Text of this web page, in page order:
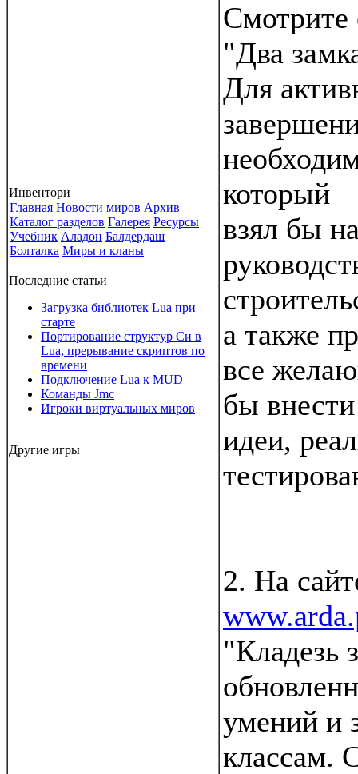
Инвентори
Главная Новости миров Архив
Каталог разделов Галерея Ресурсы
Учебник Аладон Балдердаш
Болталка Миры и кланы
Последние статьи
Загрузка библиотек Lua при
старте
Портирование структур Си в
Lua, прерывание скриптов по
времени
Подключение Lua к MUD
Команды Jmc
Игроки виртуальных миров
Другие игры
Смотрите
"Два
Для
который
взял бы
а также
все
бы
идеи,
2. На
"Кладезь
умений и
классам.